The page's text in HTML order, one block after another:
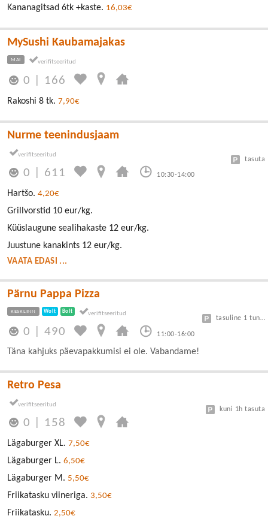
Kananagitsad 6tk +kaste. 16,03€
MySushi Kaubamajakas
MAI
0 166
Rakoshi 8 tk. 7,90€
Nurme teenindusjaam
0 611 10:30-14:00
tasuta
Hartšo. 4,20€
Grillvorstid 10 eur/kg.
Küüslaugune sealihakaste 12 eur/kg.
Juustune kanakints 12 eur/kg.
VAATA EDASI ...
Pärnu Pappa Pizza
KESKLINN Wolt Bolt
0 |490 11:00-16:00
tasuline 1 tund tasuta, kellaga
Täna kahjuks päevapakkumisi ei ole. Vabandame!
Retro Pesa
0 158
kuni 1h tasuta
Lägaburger XL. 7,50€
Lägaburger L. 6,50€
Lägaburger M. 5,50€
Friikatasku viineriga. 3,50€
Friikatasku. 2,50€